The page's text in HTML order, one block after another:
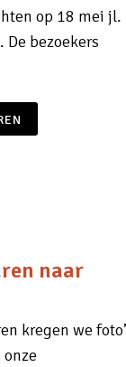
op 18 mei jl.
bezoekers
naar
kregen we